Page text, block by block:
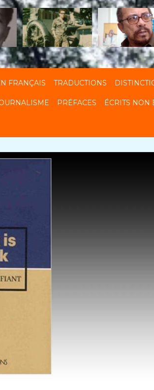
FRANÇAIS TRADUCTIONS
PRÉFACES ÉCRITS NON